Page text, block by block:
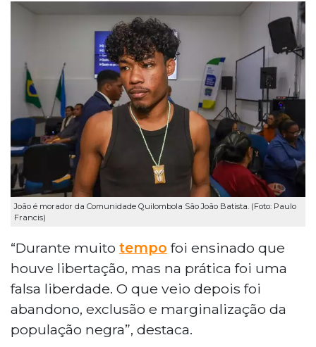
João é morador da Comunidade Quilombola São João Batista. (Foto: Paulo
Francis)
“Durante muito tempo foi ensinado que
houve libertação, mas na prática foi uma
falsa liberdade. O que veio depois foi
abandono, exclusão e marginalização da
população negra”, destaca.